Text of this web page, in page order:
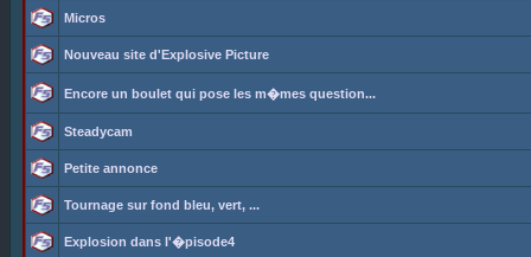
Micros
Nouveau site d'Explosive Picture
Encore un boulet qui pose les m�mes question...
Steadycam
Petite annonce
Tournage sur fond bleu, vert, ...
Explosion dans l'�pisode4